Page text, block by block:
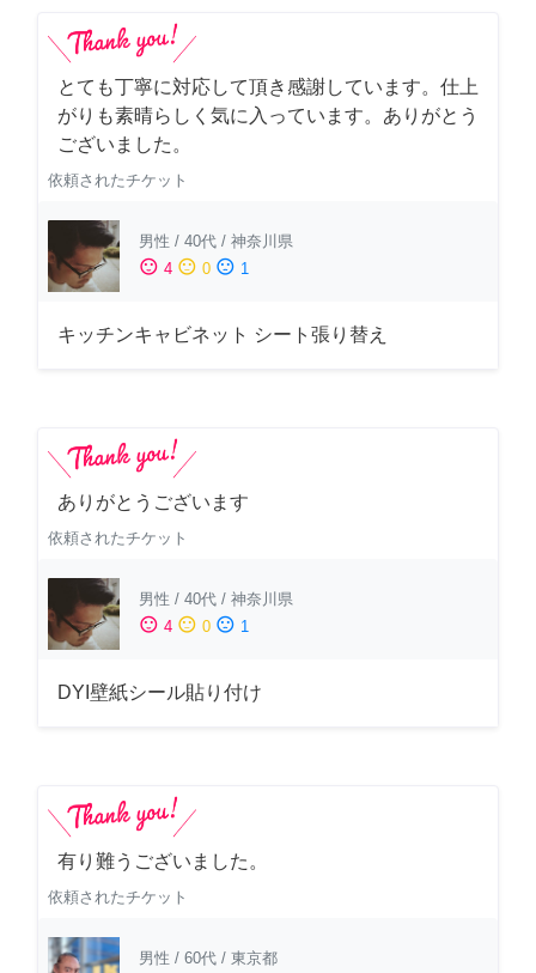
とても丁寧に対応して頂き感謝しています。仕上
がりも素晴らしく気に入っています。ありがとう
ございました。
依頼されたチケット
男性 / 40代 / 神奈川県
sentiment_satisfied 4 sentiment_neutral 0 sentiment_dissatisfied 1
キッチンキャビネット シート張り替え
ありがとうございます
依頼されたチケット
男性 / 40代 / 神奈川県
sentiment_satisfied 4 sentiment_neutral 0 sentiment_dissatisfied 1
DYI壁紙シール貼り付け
有り難うございました。
依頼されたチケット
男性 / 60代 / 東京都